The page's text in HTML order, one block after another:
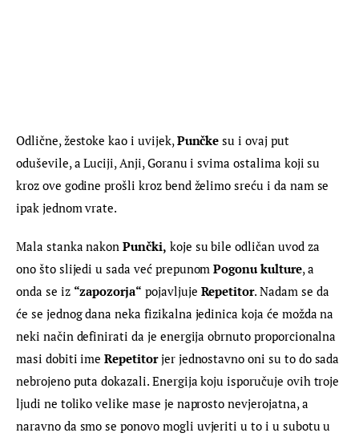
Odlične, žestoke kao i uvijek, Punčke su i ovaj put
oduševile, a Luciji, Anji, Goranu i svima ostalima koji su
kroz ove godine prošli kroz bend želimo sreću i da nam se
ipak jednom vrate.
Mala stanka nakon Punčki, koje su bile odličan uvod za
ono što slijedi u sada već prepunom Pogonu kulture, a
onda se iz “zapozorja“ pojavljuje Repetitor. Nadam se da
će se jednog dana neka fizikalna jedinica koja će možda na
neki način definirati da je energija obrnuto proporcionalna
masi dobiti ime Repetitor jer jednostavno oni su to do sada
nebrojeno puta dokazali. Energija koju isporučuje ovih troje
ljudi ne toliko velike mase je naprosto nevjerojatna, a
naravno da smo se ponovo mogli uvjeriti u to i u subotu u